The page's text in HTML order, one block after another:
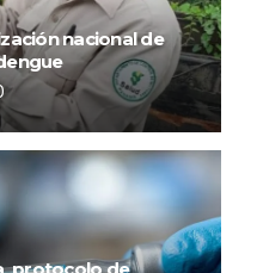
nacional de